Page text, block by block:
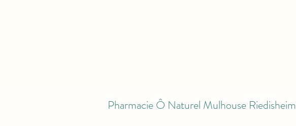
Pharmacie Ô Naturel Mulhouse Riedisheim